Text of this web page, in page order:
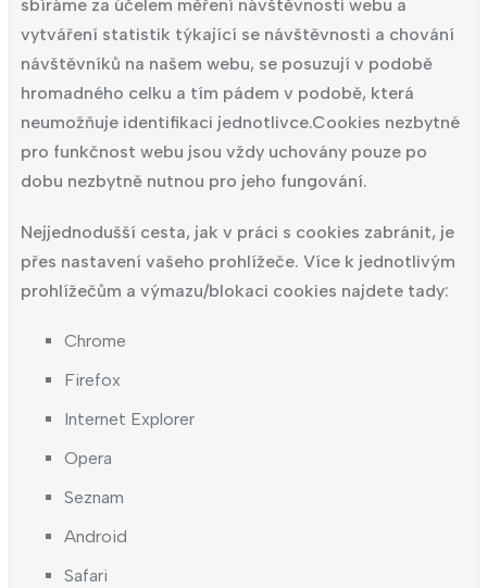
sbíráme za účelem měření návštěvnosti webu a
vytváření statistik týkající se návštěvnosti a chování
návštěvníků na našem webu, se posuzují v podobě
hromadného celku a tím pádem v podobě, která
neumožňuje identifikaci jednotlivce.Cookies nezbytné
pro funkčnost webu jsou vždy uchovány pouze po
dobu nezbytně nutnou pro jeho fungování.
Nejjednodušší cesta, jak v práci s cookies zabránit, je
přes nastavení vašeho prohlížeče. Více k jednotlivým
prohlížečům a výmazu/blokaci cookies najdete tady:
Chrome
Firefox
Internet Explorer
Opera
Seznam
Android
Safari